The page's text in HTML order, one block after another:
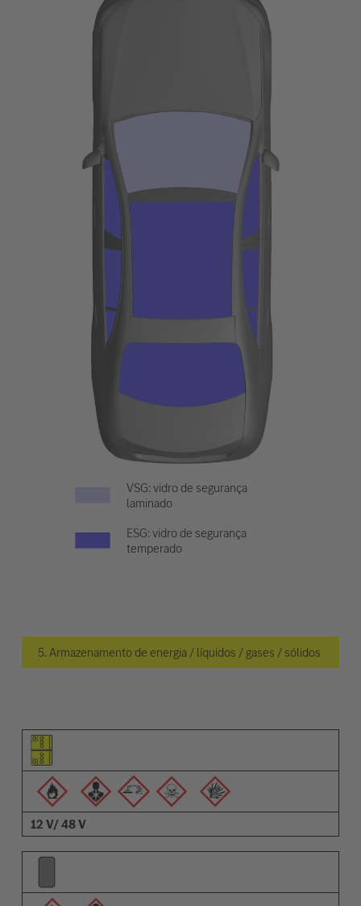
VSG: vidro de segurança
laminado
ESG: vidro de segurança
temperado
5. Armazenamento de energia / líquidos / gases / sólidos
Pictograma do elemento
Pictogramas de advertências
Descrição
12 V/ 48 V